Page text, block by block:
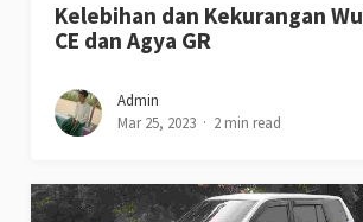
Kelebihan dan Kekurangan
CE dan Agya GR
Admin
Mar 25, 2023
2 min read